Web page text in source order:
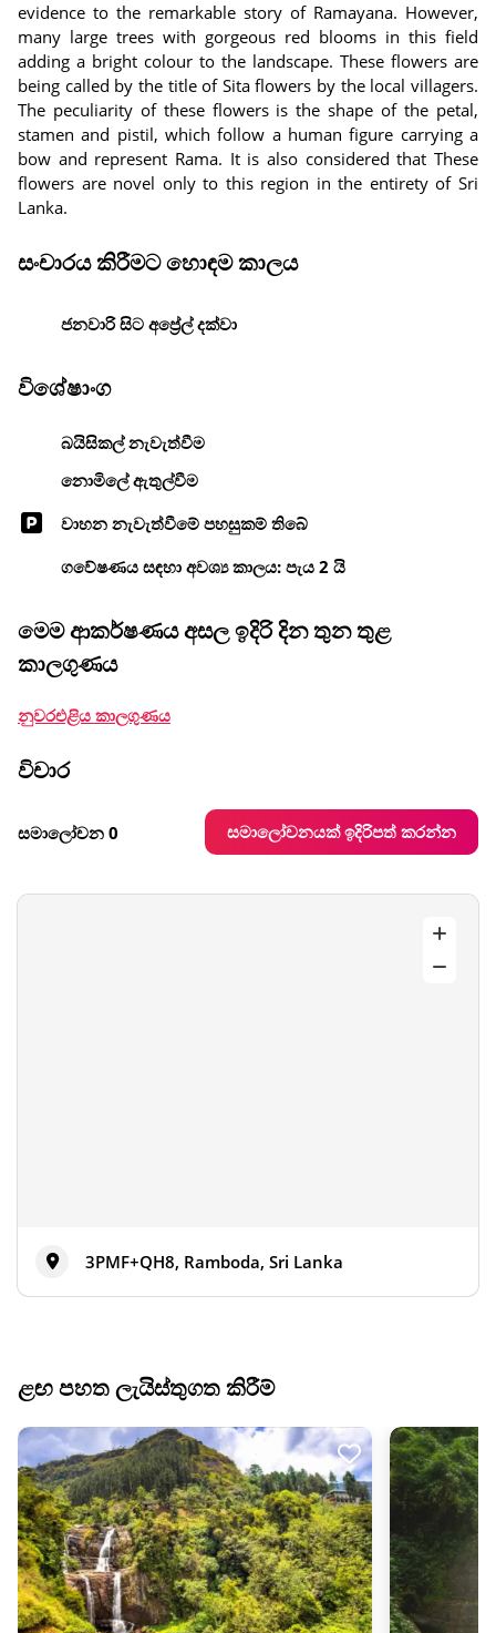
evidence to the remarkable story of Ramayana. However,
many large trees with gorgeous red blooms in this field
adding a bright colour to the landscape. These flowers are
being called by the title of Sita flowers by the local villagers.
The peculiarity of these flowers is the shape of the petal,
stamen and pistil, which follow a human figure carrying a
bow and represent Rama. It is also considered that These
flowers are novel only to this region in the entirety of Sri
Lanka.
සංචාරය කිරීමට හොඳම කාලය
ජනවාරි සිට අප්‍රේල් දක්වා
විශේෂාංග
බයිසිකල් නැවැත්වීම
නොමිලේ ඇතුල්වීම
වාහන නැවැත්වීමේ පහසුකම් තිබේ
ගවේෂණය සඳහා අවශ්‍ය කාලය: පැය 2 යි
මෙම ආකර්ෂණය අසල ඉදිරි දින තුන තුළ
කාලගුණය
නුවරඑළිය කාලගුණය
විචාර
සමාලෝචන 0 සමාලෝචනයක් ඉදිරිපත් කරන්න
3PMF+QH8, Ramboda, Sri Lanka
ළඟ පහත ලැයිස්තුගත කිරීම්